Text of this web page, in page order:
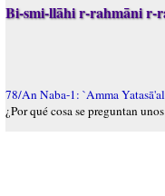
Bi-smi-llāhi r-rahmāni r-
78/An Naba-1: `Amma
¿Por qué cosa se preguntan